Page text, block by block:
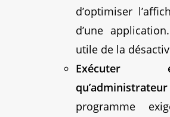
d’optimiser
d’une
utile de la
programme